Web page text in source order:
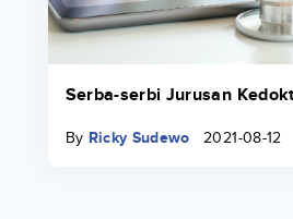
Serba-serbi Jurusan
By Ricky Sudewo 2021-08-12